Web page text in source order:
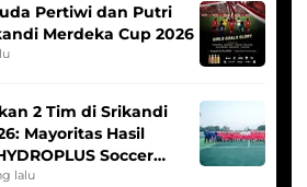
Pertiwi dan Putri
Merdeka Cup 2026
2 Tim di Srikandi
Mayoritas Hasil
Soccer
lalu